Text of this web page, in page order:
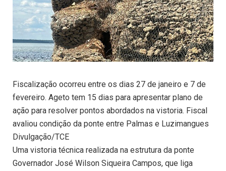
Fiscalização ocorreu entre os dias 27 de janeiro e 7 de
fevereiro. Ageto tem 15 dias para apresentar plano de
ação para resolver pontos abordados na vistoria. Fiscal
avaliou condição da ponte entre Palmas e Luzimangues
Divulgação/TCE
Uma vistoria técnica realizada na estrutura da ponte
Governador José Wilson Siqueira Campos, que liga